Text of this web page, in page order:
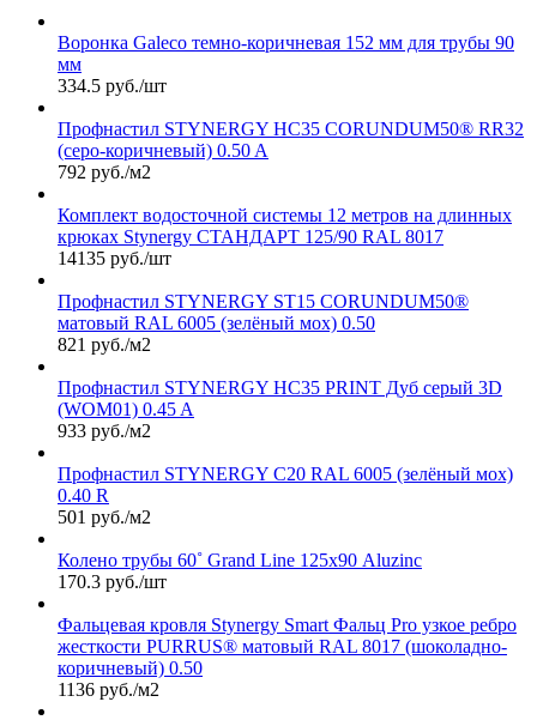
Воронка Galeco темно-коричневая 152 мм для трубы 90
мм
334.5 руб./шт
Профнастил STYNERGY НС35 CORUNDUM50® RR32
(серо-коричневый) 0.50 A
792 руб./м2
Комплект водосточной системы 12 метров на длинных
крюках Stynergy СТАНДАРТ 125/90 RAL 8017
14135 руб./шт
Профнастил STYNERGY ST15 CORUNDUM50®
матовый RAL 6005 (зелёный мох) 0.50
821 руб./м2
Профнастил STYNERGY НС35 PRINT Дуб серый 3D
(WOM01) 0.45 A
933 руб./м2
Профнастил STYNERGY С20 RAL 6005 (зелёный мох)
0.40 R
501 руб./м2
Колено трубы 60˚ Grand Line 125х90 Aluzinc
170.3 руб./шт
Фальцевая кровля Stynergy Smart Фальц Pro узкое ребро
жесткости PURRUS® матовый RAL 8017 (шоколадно-
коричневый) 0.50
1136 руб./м2